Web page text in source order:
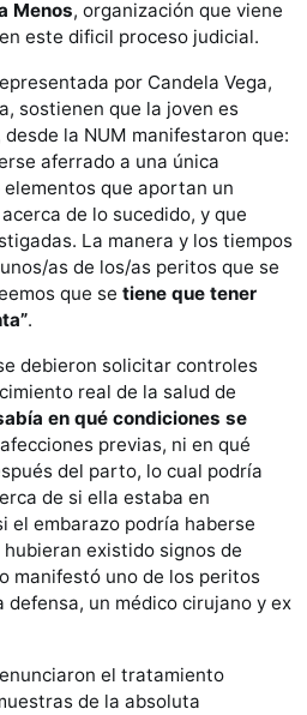
Menos, organización que viene
este dificil proceso judicial.
por Candela Vega,
sostienen que la joven es
la NUM manifestaron que:
aferrado a una única
que aportan un
de lo sucedido, y que
La manera y los tiempos
as de los/as peritos que se
que se tiene que tener
.
debieron solicitar controles
real de la salud de
en qué condiciones se
previas, ni en qué
del parto, lo cual podría
de si ella estaba en
el embarazo podría haberse
existido signos de
manifestó uno de los peritos
un médico cirujano y ex
el tratamiento
de la absoluta